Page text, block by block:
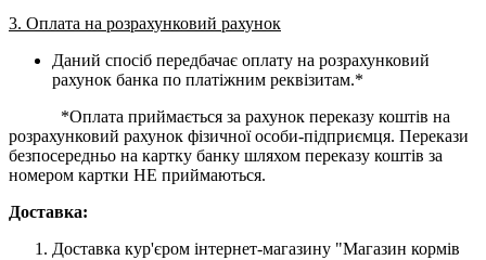
3. Оплата на розрахунковий рахунок
Даний спосіб передбачає оплату на розрахунковий
рахунок банка по платіжним реквізитам.*
*Оплата приймається за рахунок переказу коштів на
розрахунковий рахунок фізичної особи-підприємця. Перекази
безпосередньо на картку банку шляхом переказу коштів за
номером картки НЕ приймаються.
Доставка:
Доставка кур'єром інтернет-магазину "Магазин кормів